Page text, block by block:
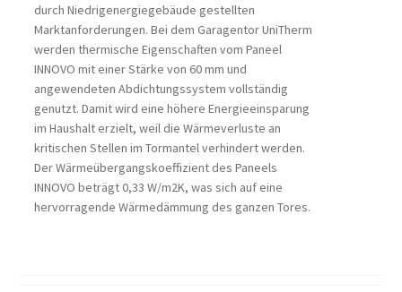
durch Niedrigenergiegebäude gestellten
Marktanforderungen. Bei dem Garagentor UniTherm
werden thermische Eigenschaften vom Paneel
INNOVO mit einer Stärke von 60 mm und
angewendeten Abdichtungssystem vollständig
genutzt. Damit wird eine höhere Energieeinsparung
im Haushalt erzielt, weil die Wärmeverluste an
kritischen Stellen im Tormantel verhindert werden.
Der Wärmeübergangskoeffizient des Paneels
INNOVO beträgt 0,33 W/m2K, was sich auf eine
hervorragende Wärmedämmung des ganzen Tores.